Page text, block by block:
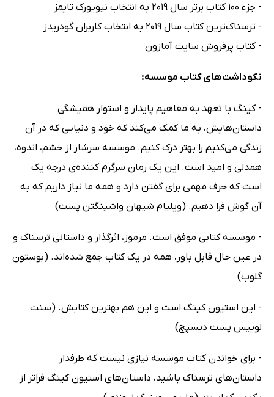
- جزء 100 کتاب برتر سال 2019 به انتخاب نیویورک تایمز
- ترسناک‌ترین کتاب سال 2019 به انتخاب کاربران گودریدز
- کتاب پرفروش سایت آمازون
نکوداشت‌های کتاب موسسه:
- کینگ با تعهد به مفاهیم پایدار و استوار همیشگی
داستان‌هایش، به ما کمک می‌کند که خود و دنیایی که در آن
زندگی می‌کنیم را بهتر درک کنیم. موسسه سرشار از خشم، اندوه،
همدلی و امید است. این یک رمان سرگرم کننده‌ی درجه یک
است که حرف مهمی برای گفتن دارد و همه ما نیاز داریم که به
آن گوش فرا دهیم. (ویلیام شیهان واشینگتن پست)
- موسسه کتابی موفق است. مرموز، اثرگذار و داستانی ترسناک و
در عین حال قابل باور، همه در یک کتاب جمع شده‌اند. (بوستون
گلوب)
- این استیون کینگ است و این هم بهترین کتابش. (سنت
لوییس پست دیسپچ)
- برای خواندن کتاب موسسه نیازی نیست که طرفدار
داستان‌های ترسناک باشید، داستان‌های استیون کینگ فراتر از